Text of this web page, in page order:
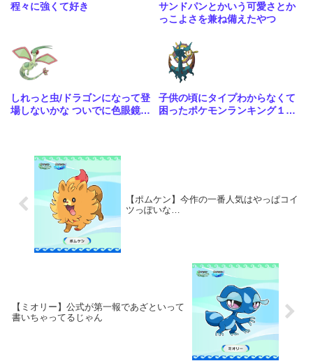
程々に強くて好き
サンドパンとかいう可愛さとか
っこよさを兼ね備えたやつ
しれっと虫/ドラゴンになって登
場しないかな ついでに色眼鏡辺
子供の頃にタイプわからなくて
困ったポケモンランキング１位
【ポムケン】今作の一番人気はやっぱコイ
ツっぽいな…
【ミオリー】公式が第一報であざといって
書いちゃってるじゃん